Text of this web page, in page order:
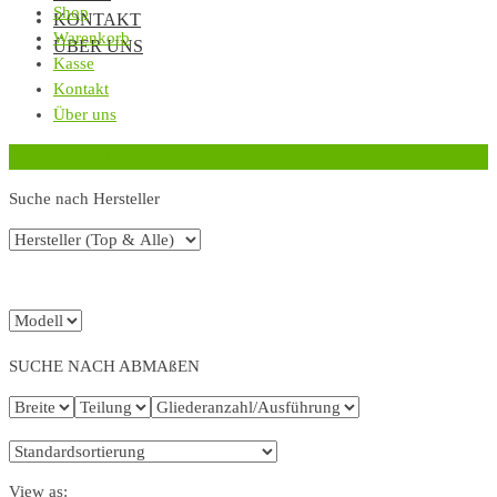
KONTAKT
ÜBER UNS
Shop
Warenkorb
Kasse
Kontakt
Über uns
Suche nach Hersteller
SUCHE NACH ABMAßEN
View as: